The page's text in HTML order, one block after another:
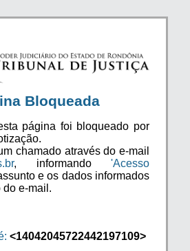
Bloqueada
página foi bloqueado por
chamado através do e-mail
, informando 'Acesso
e os dados informados
do e-mail.
<14042045722442197109>